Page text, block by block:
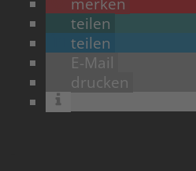
teilen
teilen
E-Mail
drucken